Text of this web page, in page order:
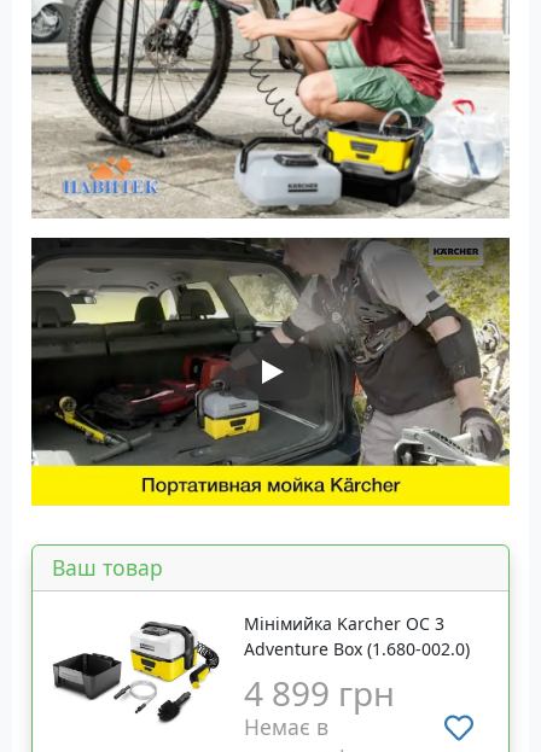
Play Video
Ваш товар
Мінімийка Karcher OC 3
Adventure Box (1.680-002.0)
4 899 грн
Немає в